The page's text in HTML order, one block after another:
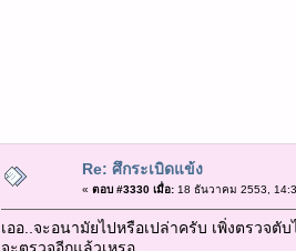
Re: ศึกระเบิดแข้ง
« ตอบ #3330 เมื่อ:18 ธันวาคม 2553,
เออ..จะอนามัยไปหรือเปล่าครับ เพิ่งตรวจตับ
จะตรวจอีกแล้วเหรอ